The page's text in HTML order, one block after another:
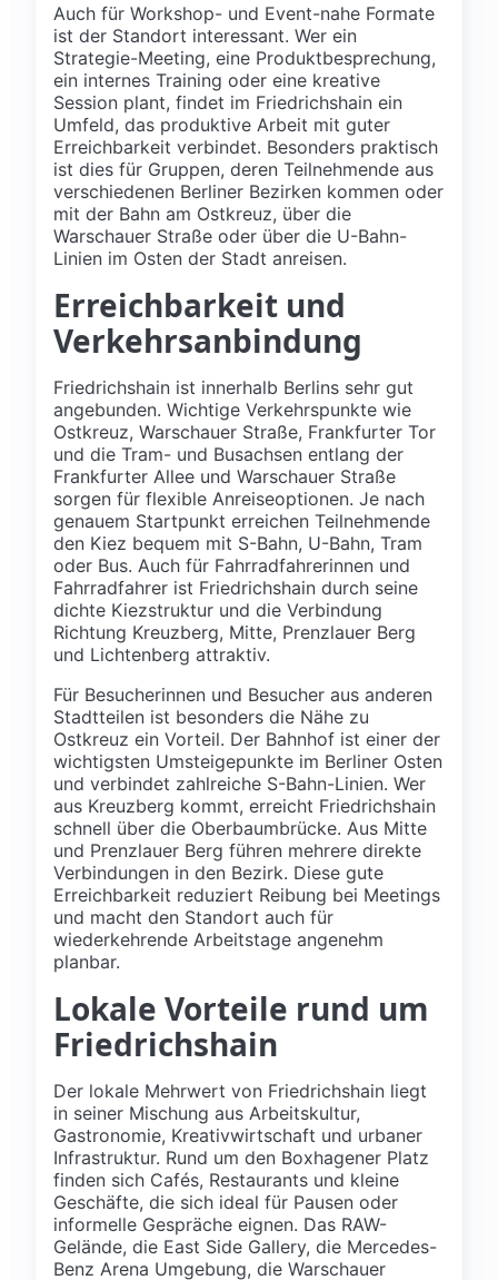
Auch für Workshop- und Event-nahe Formate
ist der Standort interessant. Wer ein
Strategie-Meeting, eine Produktbesprechung,
ein internes Training oder eine kreative
Session plant, findet im Friedrichshain ein
Umfeld, das produktive Arbeit mit guter
Erreichbarkeit verbindet. Besonders praktisch
ist dies für Gruppen, deren Teilnehmende aus
verschiedenen Berliner Bezirken kommen oder
mit der Bahn am Ostkreuz, über die
Warschauer Straße oder über die U-Bahn-
Linien im Osten der Stadt anreisen.
Erreichbarkeit und
Verkehrsanbindung
Friedrichshain ist innerhalb Berlins sehr gut
angebunden. Wichtige Verkehrspunkte wie
Ostkreuz, Warschauer Straße, Frankfurter Tor
und die Tram- und Busachsen entlang der
Frankfurter Allee und Warschauer Straße
sorgen für flexible Anreiseoptionen. Je nach
genauem Startpunkt erreichen Teilnehmende
den Kiez bequem mit S-Bahn, U-Bahn, Tram
oder Bus. Auch für Fahrradfahrerinnen und
Fahrradfahrer ist Friedrichshain durch seine
dichte Kiezstruktur und die Verbindung
Richtung Kreuzberg, Mitte, Prenzlauer Berg
und Lichtenberg attraktiv.
Für Besucherinnen und Besucher aus anderen
Stadtteilen ist besonders die Nähe zu
Ostkreuz ein Vorteil. Der Bahnhof ist einer der
wichtigsten Umsteigepunkte im Berliner Osten
und verbindet zahlreiche S-Bahn-Linien. Wer
aus Kreuzberg kommt, erreicht Friedrichshain
schnell über die Oberbaumbrücke. Aus Mitte
und Prenzlauer Berg führen mehrere direkte
Verbindungen in den Bezirk. Diese gute
Erreichbarkeit reduziert Reibung bei Meetings
und macht den Standort auch für
wiederkehrende Arbeitstage angenehm
planbar.
Lokale Vorteile rund um
Friedrichshain
Der lokale Mehrwert von Friedrichshain liegt
in seiner Mischung aus Arbeitskultur,
Gastronomie, Kreativwirtschaft und urbaner
Infrastruktur. Rund um den Boxhagener Platz
finden sich Cafés, Restaurants und kleine
Geschäfte, die sich ideal für Pausen oder
informelle Gespräche eignen. Das RAW-
Gelände, die East Side Gallery, die Mercedes-
Benz Arena Umgebung, die Warschauer